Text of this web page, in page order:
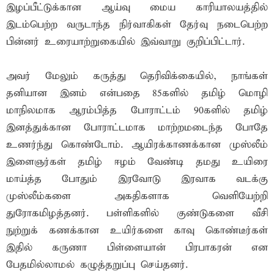
இழப்பீட்டுக்கான ஆய்வு மைய காரியாலயத்தில்
இடம்பெற்ற வருடாந்த நிர்வாகிகள் தேர்வு நடைபெற்ற
பின்னர் உரையாற்றுகையில் இவ்வாறு குறிப்பிட்டார்.
அவர் மேலும் கருத்து தெரிவிக்கையில், நாங்கள்
தனியான இனம் என்பதை 85களில் தமிழ் மொழி
மாநிலமாக ஆரம்பித்த போராட்டம் 90களில் தமிழ்
இனத்துக்கான போராட்டமாக மாற்றமடைந்த போதே
உணர்ந்து கொண்டோம். ஆயிரக்காணக்கான முஸ்லீம்
இளைஞர்கள் தமிழ் ஈழம் வேண்டி தமது உயிரை
மாய்த்த போதும் இரவோடு இரவாக வடக்கு
முஸ்லீம்களை அகதிகளாக வெளியேற்றி
துரோகமிழத்தனர். பள்ளிகளில் குண்டுகளை வீசி
நுற்றுக் கணக்கான உயிர்களை காவு கொண்டீர்கள்
இதில் கருணா பிள்ளையான் பிரபாகரன் என
பேதமில்லாமல் கழுத்தறுப்பு செய்தனர்.